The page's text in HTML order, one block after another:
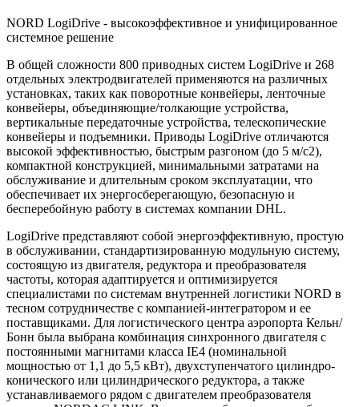
NORD LogiDrive - высокоэффективное и унифицированное
системное решение
В общей сложности 800 приводных систем LogiDrive и 268
отдельных электродвигателей применяются на различных
установках, таких как поворотные конвейеры, ленточные
конвейеры, объединяющие/толкающие устройства,
вертикальные передаточные устройства, телескопические
конвейеры и подъемники. Приводы LogiDrive отличаются
высокой эффективностью, быстрым разгоном (до 5 м/с2),
компактной конструкцией, минимальными затратами на
обслуживание и длительным сроком эксплуатации, что
обеспечивает их энергосберегающую, безопасную и
бесперебойную работу в системах компании DHL.
LogiDrive представляют собой энергоэффективную, простую
в обслуживании, стандартизированную модульную систему,
состоящую из двигателя, редуктора и преобразователя
частоты, которая адаптируется и оптимизируется
специалистами по системам внутренней логистики NORD в
тесном сотрудничестве с компанией-интегратором и ее
поставщиками. Для логистического центра аэропорта Кельн/
Бонн была выбрана комбинация синхронного двигателя с
постоянными магнитами класса IE4 (номинальной
мощностью от 1,1 до 5,5 кВт), двухступенчатого цилиндро-
конического или цилиндрического редуктора, а также
устанавливаемого рядом с двигателем преобразователя